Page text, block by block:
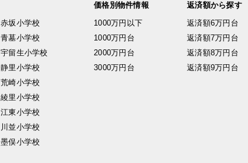
赤坂小学校
青墓小学校
宇留生小学校
静里小学校
荒崎小学校
綾里小学校
江東小学校
川並小学校
墨俣小学校
価格別物件情報
1000万円以下
1000万円台
2000万円台
3000万円台
返済額から探す
返済額6万円台
返済額7万円台
返済額8万円台
返済額9万円台